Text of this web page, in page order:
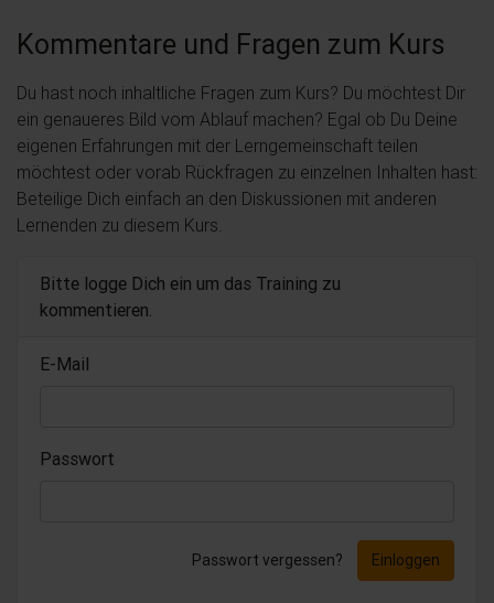
Kommentare und Fragen zum Kurs
Du hast noch inhaltliche Fragen zum Kurs? Du möchtest Dir
ein genaueres Bild vom Ablauf machen? Egal ob Du Deine
eigenen Erfahrungen mit der Lerngemeinschaft teilen
möchtest oder vorab Rückfragen zu einzelnen Inhalten hast:
Beteilige Dich einfach an den Diskussionen mit anderen
Lernenden zu diesem Kurs.
Bitte logge Dich ein um das Training zu
kommentieren.
E-Mail
Passwort
Passwort vergessen? Einloggen